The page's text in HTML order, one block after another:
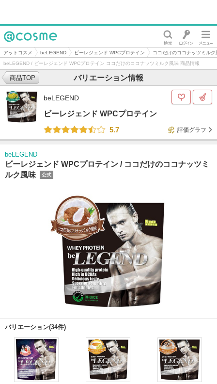
@cosme
アットコスメ beLEGEND ビーレジェンド WPCプロテイン
ココだけのココナッツミルク
beLEGEND / ビーレジェンド WPCプロテイン ココだけのココナッツミルク風味 商品情報
バリエーション情報
商品TOP
beLEGEND
ビーレジェンド WPCプロテイン
5.7
評価グラフ
beLEGEND
ビーレジェンド WPCプロテイン / ココだけのココナッツミ
ルク風味
公式
バリエーション(34件)